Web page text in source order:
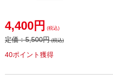
4,400円 (税込)
定価：5,500円(税込)
40ポイント獲得